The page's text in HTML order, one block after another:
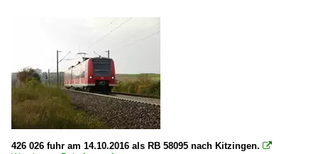
426 026 fuhr am 14.10.2016 als RB 58095 nach Kitzingen. 